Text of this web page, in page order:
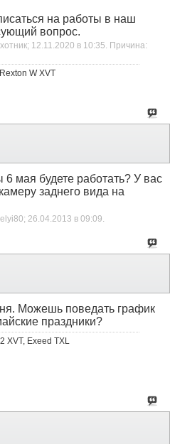
на работы в наш
вопрос.
12.11.2020 в 10:35. Причина:
W XVT
мая будете работать? У вас
заднего вида на
26.04.2013 в 09:09
Можешь поведать график
праздники?
XVT, Exeed TXL